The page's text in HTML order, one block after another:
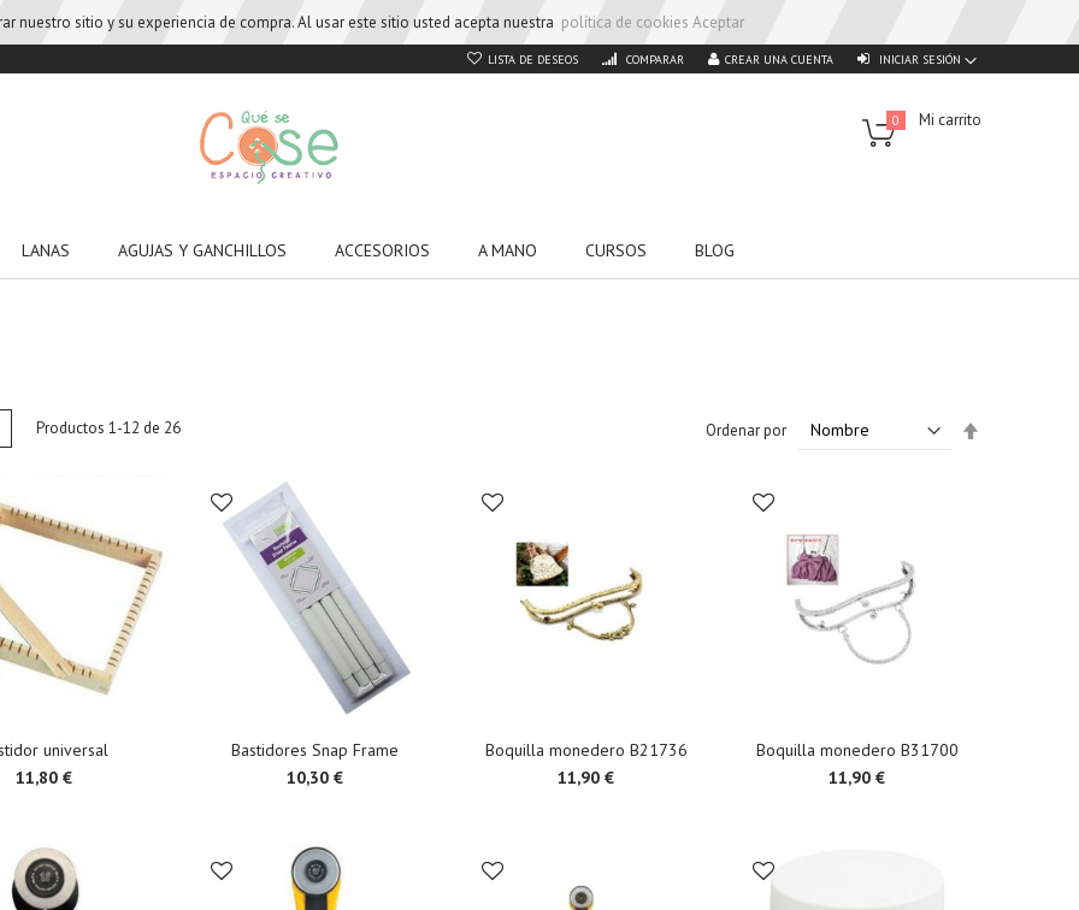
nuestro sitio y su experiencia de compra. Al usar este sitio usted acepta nuestra política de cookies Aceptar
LISTA DE DESEOS COMPARAR INICIAR SESIÓN
CREAR UNA CUENTA
Mi carrito
0
LANAS AGUJAS Y GANCHILLOS ACCESORIOS A MANO CURSOS BLOG
Productos 1-12 de 26 Ordenar por
universal
11,80 €
Bastidores Snap Frame
10,30 €
Boquilla monedero B21736
11,90 €
Boquilla monedero B31700
11,90 €